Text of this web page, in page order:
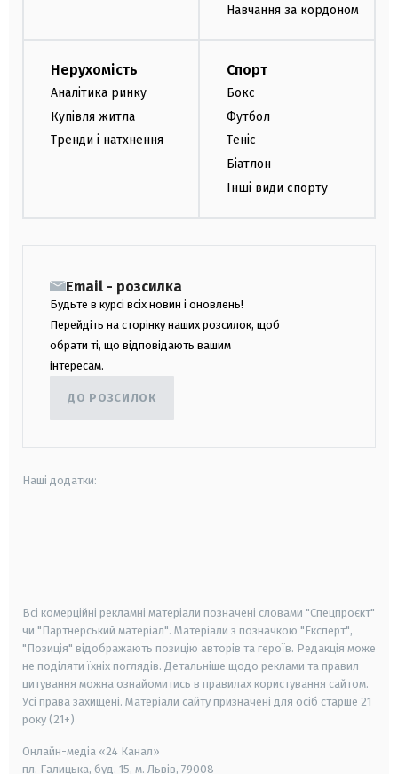
Навчання за кордоном
Нерухомість
Аналітика ринку
Купівля житла
Тренди і натхнення
Спорт
Бокс
Футбол
Теніс
Біатлон
Інші види спорту
Email - розсилка
Будьте в курсі всіх новин і оновлень!
Перейдіть на сторінку наших розсилок, щоб
обрати ті, що відповідають вашим
інтересам.
ДО РОЗСИЛОК
Наші додатки:
Всі комерційні рекламні матеріали позначені словами "Спецпроєкт"
чи "Партнерський матеріал". Матеріали з позначкою "Експерт",
"Позиція" відображають позицію авторів та героїв. Редакція може
не поділяти їхніх поглядів. Детальніше щодо реклами та правил
цитування можна ознайомитись в правилах користування сайтом.
Усі права захищені. Матеріали сайту призначені для осіб старше 21
року (21+)
Онлайн-медіа «24 Канал»
пл. Галицька, буд. 15, м. Львів, 79008